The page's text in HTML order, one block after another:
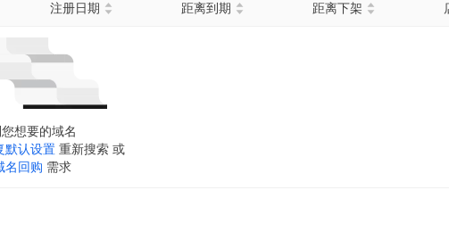
注册日期 距离到期 距离下架
想要的域名
默认设置 重新搜索 或
名回购 需求